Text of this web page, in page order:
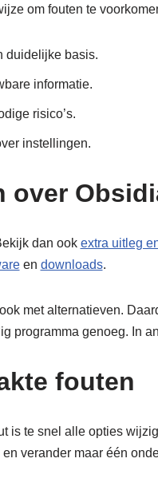
om fouten te
duidelijke basis.
informatie.
risico’s.
instellingen.
over
dan ook extra uitleg
en downloads.
met alternatieven.
programma genoeg. In
fouten
is te snel alle opties
verander maar één